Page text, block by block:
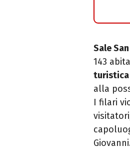
Sale
143
turistica
alla
I filari